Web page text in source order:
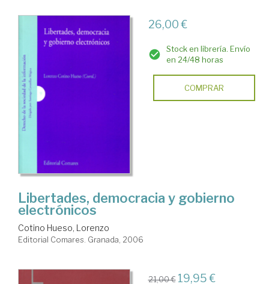
26,00 €
Stock en librería. Envío
en 24/48 horas
COMPRAR
Libertades, democracia y gobierno
electrónicos
Cotino Hueso, Lorenzo
Editorial Comares. Granada, 2006
21,00 € 19,95 €